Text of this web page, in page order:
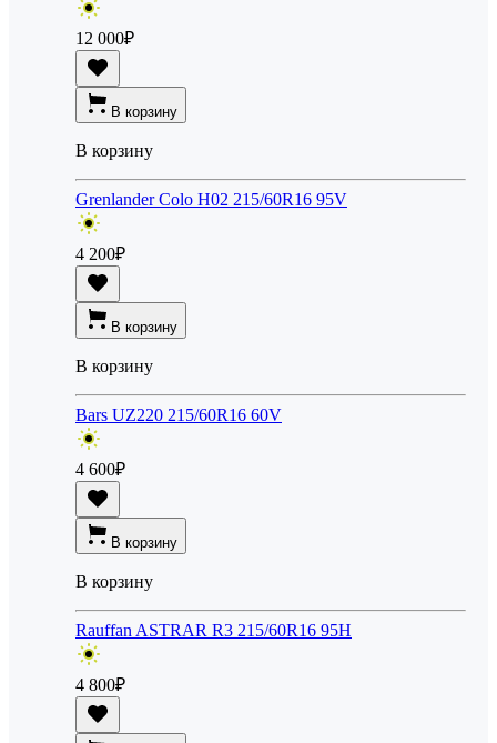
12 000₽
В корзину
В корзину
Grenlander Colo H02 215/60R16 95V
4 200₽
В корзину
В корзину
Bars UZ220 215/60R16 60V
4 600₽
В корзину
В корзину
Rauffan ASTRAR R3 215/60R16 95H
4 800₽